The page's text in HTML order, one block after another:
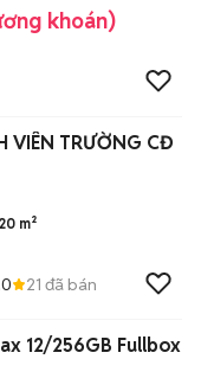
khoán)
VIÊN TRƯỜNG CĐ
20 m²
21 đã bán
12/256GB Fullbox